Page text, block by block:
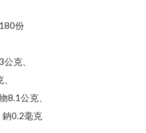
份
克、
8.1公克、
鈉0.2毫克